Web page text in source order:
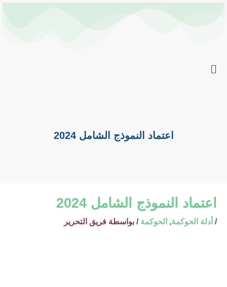
اعتماد النموذج الشامل 2024
اعتماد النموذج الشامل 2024
/ أدلة الحوكمة, الحوكمة / بواسطة فريق التحرير
navigation